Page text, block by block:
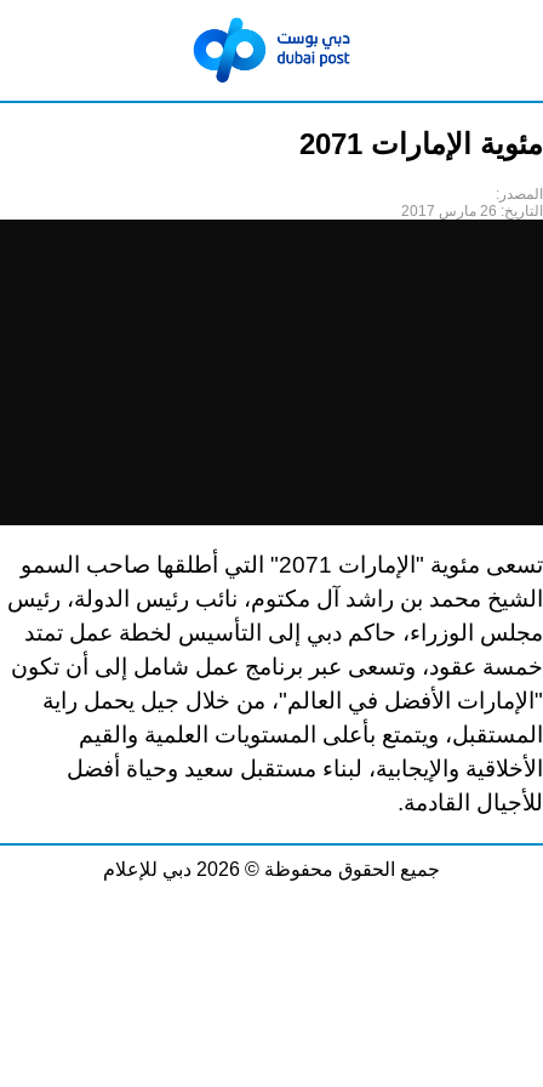
مئوية الإمارات 2071
المصدر:
التاريخ: 26 مارس 2017
تسعى مئوية "الإمارات 2071" التي أطلقها صاحب السمو
الشيخ محمد بن راشد آل مكتوم، نائب رئيس الدولة، رئيس
مجلس الوزراء، حاكم دبي إلى التأسيس لخطة عمل تمتد
خمسة عقود، وتسعى عبر برنامج عمل شامل إلى أن تكون
"الإمارات الأفضل في العالم"، من خلال جيل يحمل راية
المستقبل، ويتمتع بأعلى المستويات العلمية والقيم
الأخلاقية والإيجابية، لبناء مستقبل سعيد وحياة أفضل
للأجيال القادمة.
جميع الحقوق محفوظة © 2026 دبي للإعلام